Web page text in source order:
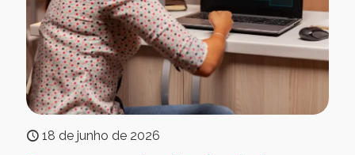
18 de junho de 2026